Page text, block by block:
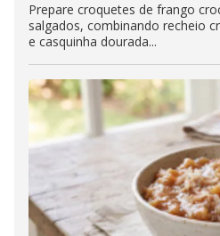
Prepare croquetes de frango
salgados, combinando recheio
e casquinha dourada...